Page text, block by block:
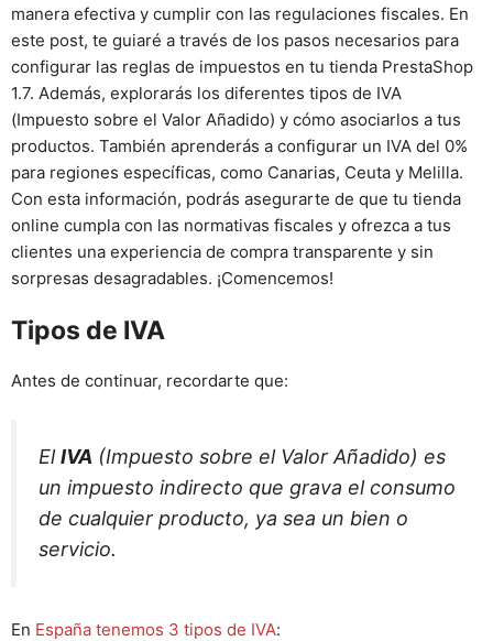
manera efectiva y cumplir con las regulaciones fiscales. En
este post, te guiaré a través de los pasos necesarios para
configurar las reglas de impuestos en tu tienda PrestaShop
1.7. Además, explorarás los diferentes tipos de IVA
(Impuesto sobre el Valor Añadido) y cómo asociarlos a tus
productos. También aprenderás a configurar un IVA del 0%
para regiones específicas, como Canarias, Ceuta y Melilla.
Con esta información, podrás asegurarte de que tu tienda
online cumpla con las normativas fiscales y ofrezca a tus
clientes una experiencia de compra transparente y sin
sorpresas desagradables. ¡Comencemos!
Tipos de IVA
Antes de continuar, recordarte que:
ElIVA (Impuesto sobre el Valor Añadido) es
un impuesto indirecto que grava el consumo
de cualquier producto, ya sea un bien o
servicio.
En España tenemos 3 tipos de IVA: